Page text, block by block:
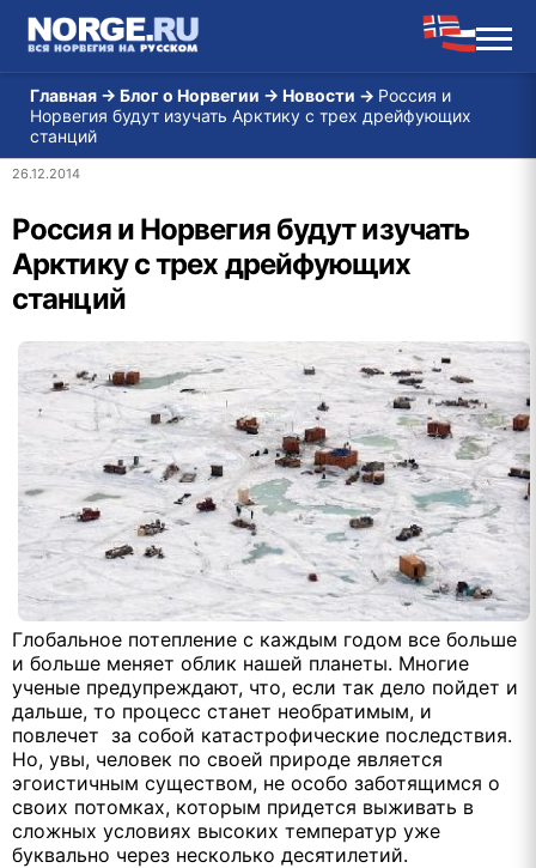
Главная → Блог о Норвегии → Новости → Россия и
Норвегия будут изучать Арктику с трех дрейфующих
станций
26.12.2014
Россия и Норвегия будут изучать
Арктику с трех дрейфующих
станций
Глобальное потепление с каждым годом все больше
и больше меняет облик нашей планеты. Многие
ученые предупреждают, что, если так дело пойдет и
дальше, то процесс станет необратимым, и
повлечет за собой катастрофические последствия.
Но, увы, человек по своей природе является
эгоистичным существом, не особо заботящимся о
своих потомках, которым придется выживать в
сложных условиях высоких температур уже
буквально через несколько десятилетий.